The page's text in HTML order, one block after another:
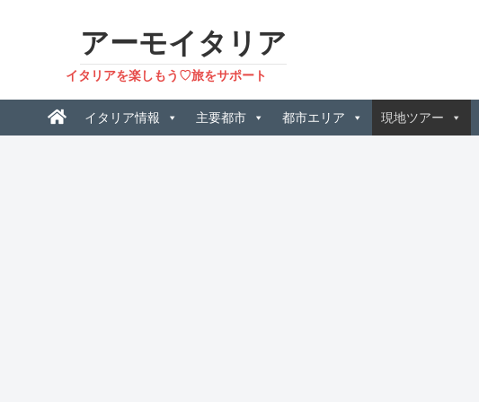
アーモイタリア
イタリアを楽しもう♡旅をサポート
イタリア情報 主要都市 都市エリア 現地ツアー